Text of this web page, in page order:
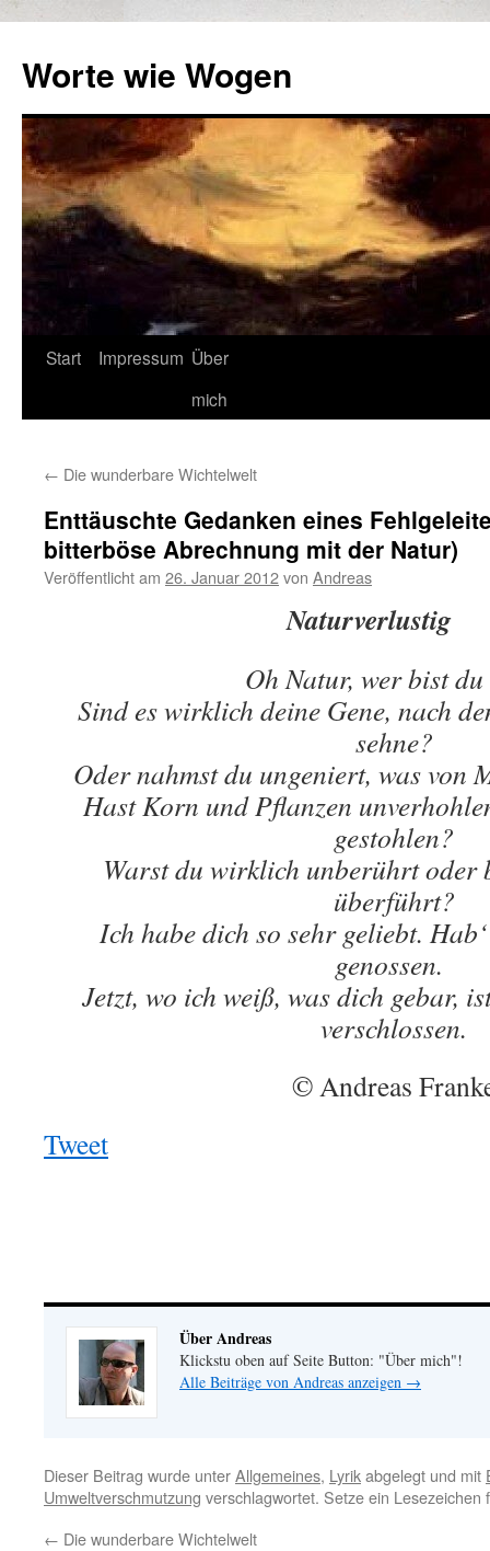
springen
Worte wie Wogen
Start Impressum Über
mich
← Die wunderbare Wichtelwelt
Enttäuschte Gedanken eines
bitterböse Abrechnung mit der Natur)
Veröffentlicht am 26. Januar 2012von Andreas
Naturverlustig
Oh Natur, wer bist
Sind es wirklich deine Gene, nach
sehne?
Oder nahmst du ungeniert, was von
Hast Korn und Pflanzen
gestohlen?
Warst du wirklich unberührt oder
überführt?
Ich habe dich so sehr geliebt.
genossen.
Jetzt, wo ich weiß, was dich gebar,
verschlossen.
© Andreas
Tweet
Über Andreas
Klickstu oben auf Seite Button: "Über mich"!
Alle Beiträge von Andreas anzeigen →
Dieser Beitrag wurde unterAllgemeines, Lyrikabgelegt und mit
Umweltverschmutzung verschlagwortet. Setze ein
← Die wunderbare Wichtelwelt